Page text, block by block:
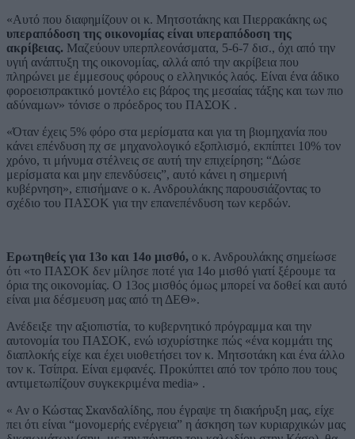
«Αυτό που διαφημίζουν οι κ. Μητσοτάκης και Πιερρακάκης ως
υπεραπόδοση της οικονομίας είναι υπεραπόδοση της
ακρίβειας. Μαζεύουν υπερπλεονάσματα, 5-6-7 δισ., όχι από την
υγιή ανάπτυξη της οικονομίας, αλλά από την ακρίβεια που
πληρώνει με έμμεσους φόρους ο ελληνικός λαός. Είναι ένα άδικο
φοροεισπρακτικό μοντέλο εις βάρος της μεσαίας τάξης και των πιο
αδύναμων» τόνισε ο πρόεδρος του ΠΑΣΟΚ .
«Όταν έχεις 5% φόρο στα μερίσματα και για τη βιομηχανία που
κάνει επένδυση πχ σε μηχανολογικό εξοπλισμό, εκπίπτει 10% τον
χρόνο, τι μήνυμα στέλνεις σε αυτή την επιχείρηση; “Δώσε
μερίσματα και μην επενδύσεις”, αυτό κάνει η σημερινή
κυβέρνηση», επισήμανε ο κ. Ανδρουλάκης παρουσιάζοντας το
σχέδιο του ΠΑΣΟΚ για την επανεπένδυση των κερδών.
Ερωτηθείς για 13ο και 14ο μισθό, ο κ. Ανδρουλάκης σημείωσε
ότι «το ΠΑΣΟΚ δεν μίλησε ποτέ για 14ο μισθό γιατί ξέρουμε τα
όρια της οικονομίας. Ο 13ος μισθός όμως μπορεί να δοθεί και αυτό
είναι μια δέσμευση μας από τη ΔΕΘ».
Ανέδειξε την αξιοπιστία, το κυβερνητικό πρόγραμμα και την
αυτονομία του ΠΑΣΟΚ, ενώ ισχυρίστηκε πώς «ένα κομμάτι της
διαπλοκής είχε και έχει υιοθετήσει τον κ. Μητσοτάκη και ένα άλλο
τον κ. Τσίπρα. Είναι εμφανές. Προκύπτει από τον τρόπο που τους
αντιμετωπίζουν συγκεκριμένα media» .
« Αν ο Κώστας Σκανδαλίδης, που έγραψε τη διακήρυξη μας, είχε
πει ότι είναι “μονομερής ενέργεια” η άσκηση των κυριαρχικών μας